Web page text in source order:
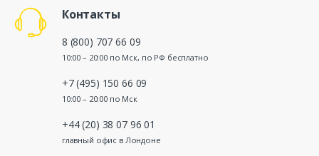
Контакты
8 (800) 707 66 09
10:00 – 20:00 по Мск, по РФ бесплатно
+7 (495) 150 66 09
10:00 – 20:00 по Мск
+44 (20) 38 07 96 01
главный офис в Лондоне